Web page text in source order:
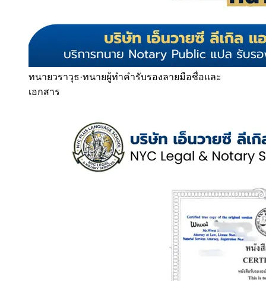
ทนายวราวุธ·ทนายผู้ทำคำรับรองลายมือชื่อและ
เอกสาร